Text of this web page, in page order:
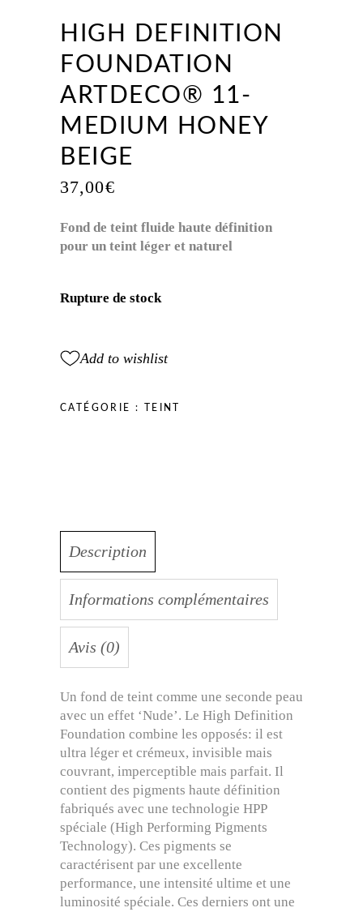
HIGH DEFINITION
FOUNDATION
ARTDECO® 11-
MEDIUM HONEY
BEIGE
37,00€
Fond de teint fluide haute définition
pour un teint léger et naturel
Rupture de stock
Add to wishlist
CATÉGORIE : TEINT
Description
Informations complémentaires
Avis (0)
Un fond de teint comme une seconde peau
avec un effet ‘Nude’. Le High Definition
Foundation combine les opposés: il est
ultra léger et crémeux, invisible mais
couvrant, imperceptible mais parfait. Il
contient des pigments haute définition
fabriqués avec une technologie HPP
spéciale (High Performing Pigments
Technology). Ces pigments se
caractérisent par une excellente
performance, une intensité ultime et une
luminosité spéciale. Ces derniers ont une